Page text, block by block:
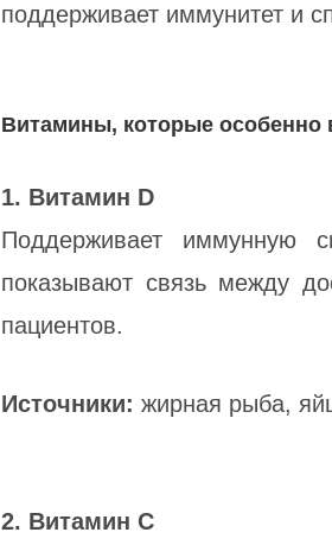
поддерживает иммунитет и
Витамины, которые особенно
1. Витамин D
Поддерживает иммунную
показывают связь между
пациентов.
Источники: жирная рыба,
2. Витамин C